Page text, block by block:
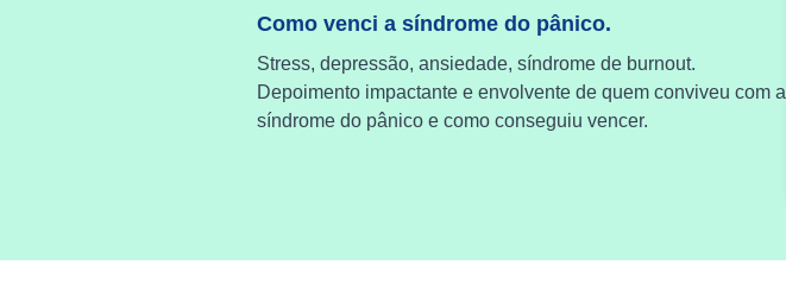
Como venci a síndrome do pânico.
Stress, depressão, ansiedade, síndrome de burnout.
Depoimento impactante e envolvente de quem conviveu com a
síndrome do pânico e como conseguiu vencer.